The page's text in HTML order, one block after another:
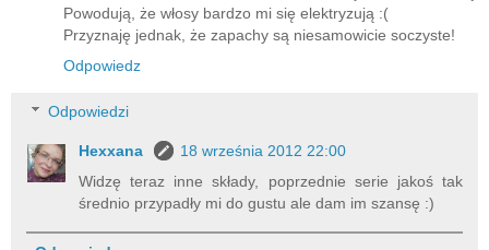
Powodują, że włosy bardzo mi się elektryzują :(
Przyznaję jednak, że zapachy są niesamowicie soczyste!
Odpowiedz
Odpowiedzi
Hexxana
18 września 2012 22:00
Widzę teraz inne składy, poprzednie serie jakoś tak
średnio przypadły mi do gustu ale dam im szansę :)